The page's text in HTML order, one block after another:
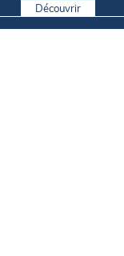
Découvrir